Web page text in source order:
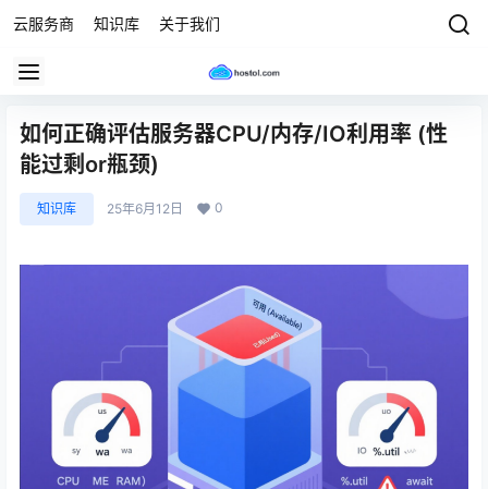
云服务商 知识库 关于我们
如何正确评估服务器CPU/内存/IO利用率 (性
能过剩or瓶颈)
知识库 25年6月12日 0